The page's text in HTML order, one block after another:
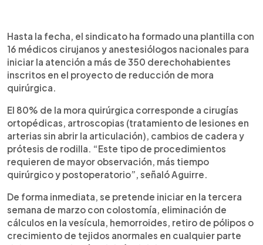
Hasta la fecha, el sindicato ha formado una plantilla con
16 médicos cirujanos y anestesiólogos nacionales para
iniciar la atención a más de 350 derechohabientes
inscritos en el proyecto de reducción de mora
quirúrgica.
El 80% de la mora quirúrgica corresponde a cirugías
ortopédicas, artroscopias (tratamiento de lesiones en
arterias sin abrir la articulación), cambios de cadera y
prótesis de rodilla. “Este tipo de procedimientos
requieren de mayor observación, más tiempo
quirúrgico y postoperatorio”, señaló Aguirre.
De forma inmediata, se pretende iniciar en la tercera
semana de marzo con colostomía, eliminación de
cálculos en la vesícula, hemorroides, retiro de pólipos o
crecimiento de tejidos anormales en cualquier parte